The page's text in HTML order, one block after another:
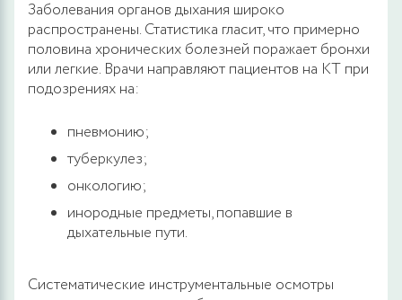
Заболевания органов дыхания широко
распространены. Статистика гласит, что примерно
половина хронических болезней поражает бронхи
или легкие. Врачи направляют пациентов на КТ при
подозрениях на:
пневмонию;
туберкулез;
онкологию;
инородные предметы, попавшие в
дыхательные пути.
Систематические инструментальные осмотры